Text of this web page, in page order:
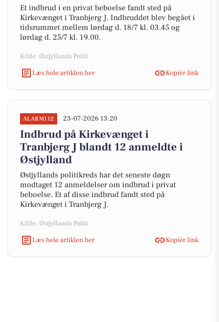
Et indbrud i en privat beboelse fandt sted på
Kirkevænget i Tranbjerg J. Indbruddet blev begået i
tidsrummet mellem lørdag d. 18/7 kl. 03.45 og
lørdag d. 25/7 kl. 19.00.
Kilde: Østjyllands Politi
Læs hele artiklen her
Kopiér link
ALARM112 23-07-2026 13:20
Indbrud på Kirkevænget i
Tranbjerg J blandt 12 anmeldte i
Østjylland
Østjyllands politikreds har det seneste døgn
modtaget 12 anmeldelser om indbrud i privat
beboelse. Et af disse indbrud fandt sted på
Kirkevænget i Tranbjerg J.
Kilde: Østjyllands Politi
Læs hele artiklen her
Kopiér link